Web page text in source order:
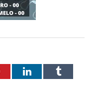
LinkedInTumblr